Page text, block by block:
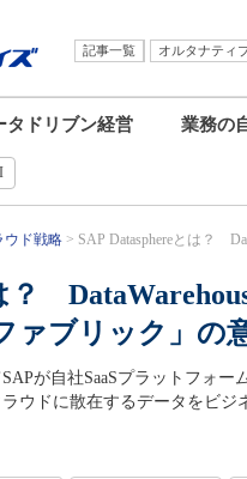
記事一覧 オルタナティ
タドリブン経営 業務の
ウド戦略 SAP Datasphereとは？
？
ァブリック」の
が自社SaaSプラットフォ
ウドに散在するデータをビジ